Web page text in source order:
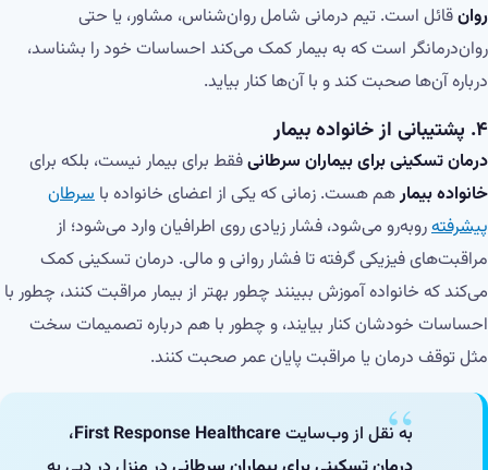
روانقائل است. تیم درمانی شامل روان‌شناس، مشاور، یا حتی
روان‌درمانگر است که به بیمار کمک می‌کند احساسات خود را بشناسد،
درباره آن‌ها صحبت کند و با آن‌ها کنار بیاید.
۴. پشتیبانی از خانواده بیمار
درمان تسکینی برای بیماران سرطانیفقط برای بیمار نیست، بلکه برای
خانواده بیمارهم هست. زمانی که یکی از اعضای خانواده با سرطان
پیشرفتهروبه‌رو می‌شود، فشار زیادی روی اطرافیان وارد می‌شود؛ از
مراقبت‌های فیزیکی گرفته تا فشار روانی و مالی. درمان تسکینی کمک
می‌کند که خانواده آموزش ببینند چطور بهتر از بیمار مراقبت کنند، چطور با
احساسات خودشان کنار بیایند، و چطور با هم درباره تصمیمات سخت
مثل توقف درمان یا مراقبت پایان عمر صحبت کنند.
به نقل از وب‌سایتFirst Response Healthcare،